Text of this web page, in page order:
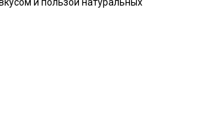
и пользой натуральных